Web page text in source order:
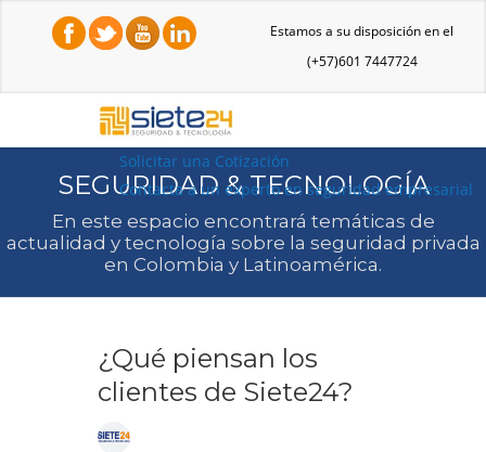
Estamos a su disposición en el
(+57)601 7447724
Solicitar una Cotización
Contacta a un experto en seguridad empresarial
SEGURIDAD & TECNOLOGÍA
En este espacio encontrará temáticas de
actualidad y tecnología sobre la seguridad privada
en Colombia y Latinoamérica.
¿Qué piensan los
clientes de Siete24?